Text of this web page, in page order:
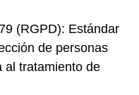
(RGPD): Estándar
de personas
al tratamiento de